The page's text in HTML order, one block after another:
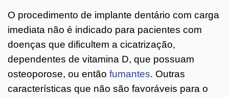
O procedimento de implante dentário com carga
imediata não é indicado para pacientes com
doenças que dificultem a cicatrização,
dependentes de vitamina D, que possuam
osteoporose, ou então fumantes. Outras
características que não são favoráveis para o